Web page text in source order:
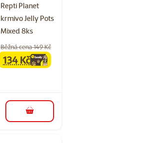
Repti Planet
krmivo Jelly Pots
Mixed 8ks
Běžná cena 149 Kč
familycena
134 Kč
do košíku